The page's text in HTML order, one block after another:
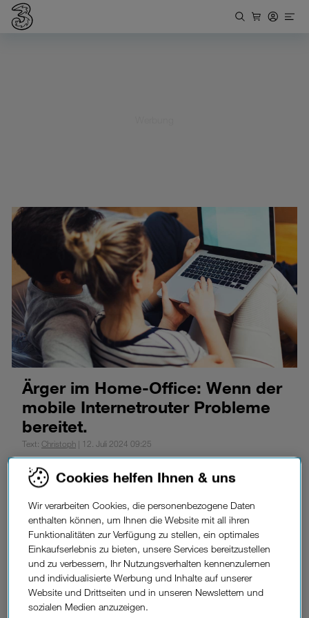
Ärger im Home-Office: Wenn der
mobile Internetrouter Probleme
bereitet.
Text: Christoph | 12. Juli 2024 09:25
Link des Blogs kopieren
Auch in Zeiten der Corona-Krise heißt es gerade im Job,
beim Studium und im Alltag: Das Leben muss
weitergehen. Dazu gehört auch eine stabile und
funktionierende Internetverbindung. Wir zeigen Ihnen
deshalb was Sie unternehmen können, wenn Ihr
Internetrouter Probleme verursacht und streikt.
Haben Sie sich auch schon einmal gefragt, wie die schier
unbegrenzten Möglichkeiten des Internets einfach in Ihren
Cookies helfen Ihnen & uns
Wir verarbeiten Cookies, die personenbezogene Daten
enthalten können, um Ihnen die Website mit all ihren
Funktionalitäten zur Verfügung zu stellen, ein optimales
Einkaufserlebnis zu bieten, unsere Services bereitzustellen
und zu verbessern, Ihr Nutzungsverhalten kennenzulernen
und individualisierte Werbung und Inhalte auf unserer
Website und Drittseiten und in unseren Newslettern und
sozialen Medien anzuzeigen.